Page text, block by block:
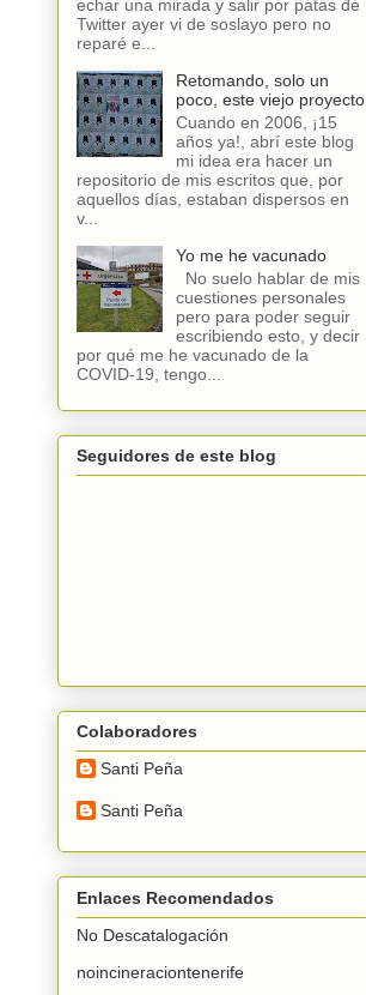
echar una mirada y salir por patas de
Twitter ayer vi de soslayo pero no
reparé e...
Retomando, solo un
poco, este viejo proyecto
Cuando en 2006, ¡15
años ya!, abrí este blog
mi idea era hacer un
repositorio de mis escritos que, por
aquellos días, estaban dispersos en
v...
Yo me he vacunado
No suelo hablar de mis
cuestiones personales
pero para poder seguir
escribiendo esto, y decir
por qué me he vacunado de la
COVID-19, tengo...
Seguidores de este blog
Colaboradores
Santi Peña
Santi Peña
Enlaces Recomendados
No Descatalogación
noincineraciontenerife